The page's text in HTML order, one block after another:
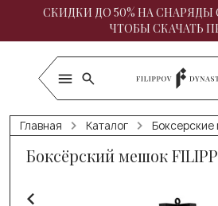
СКИДКИ ДО 50% НА
ЧТОБЫ СКАЧАТЬ
Главная Каталог
Боксёрский мешок